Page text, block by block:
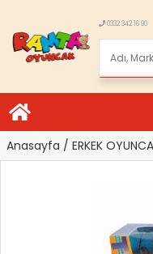
0332 342 16 90
Anasayfa / ERKEK